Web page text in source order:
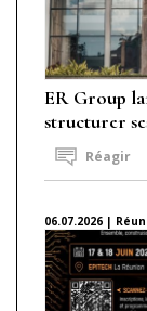
ER Group
structurer
Réagir
06.07.2026 |